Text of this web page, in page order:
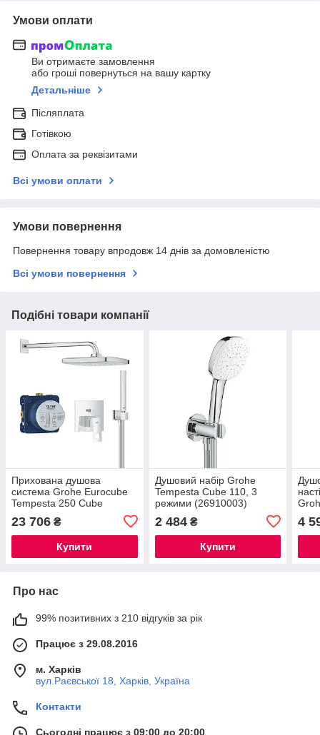
Умови оплати
Ви отримаєте замовлення
або гроші повернуться на вашу картку
Детальніше
Післяплата
Готівкою
Оплата за реквізитами
Всі умови оплати
Умови повернення
Повернення товару впродовж 14 днів за домовленістю
Всі умови повернення
Подібні товари компанії
Прихована душова
система Grohe Eurocube
Tempesta 250 Cube
23 706 ₴
Купити
Душовий набір Grohe
Tempesta Cube 110, 3
режими (26910003)
2 484₴
Купити
4
Про нас
99% позитивних з 210 відгуків за рік
Працює з 29.08.2016
м. Харків
вул.Раєвської 18, Харків, Україна
Контакти
Сьогодні працює з 09:00 до 20:00